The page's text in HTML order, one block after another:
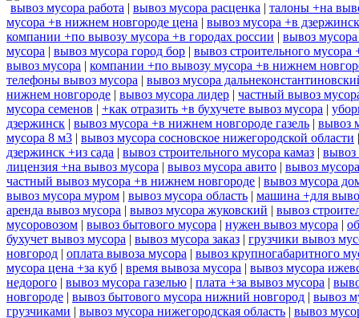
вывоз мусора работа | вывоз мусора расценка | талоны +на
мусора +в нижнем новгороде цена | вывоз мусора +в
компании +по вывозу мусора +в городах россии | вывоз мусора
мусора | вывоз мусора город бор | вывоз строительного мусора
вывоз мусора | компании +по вывозу мусора +в нижнем
телефоны вывоз мусора | вывоз мусора
нижнем новгороде | вывоз мусора лидер | частный вывоз
мусора семенов | +как отразить +в бухучете вывоз мусора |
дзержинск | вывоз мусора +в нижнем новгороде газель | вывоз
мусора 8 м3 | вывоз мусора сосновское нижегородской области
дзержинск +из сада | вывоз строительного мусора камаз | вывоз
лицензия +на вывоз мусора | вывоз мусора авито | вывоз
частный вывоз мусора +в нижнем новгороде | вывоз мусора
вывоз мусора муром | вывоз мусора область | машина +для
аренда вывоз мусора | вывоз мусора жуковский | вывоз
мусоровозом | вывоз бытового мусора | нужен вывоз мусора |
бухучет вывоз мусора | вывоз мусора заказ | грузчики вывоз
новгород | оплата вывоза мусора | вывоз крупногабаритного
мусора цена +за куб | время вывоза мусора | вывоз мусора
недорого | вывоз мусора газелью | плата +за вывоз мусора |
новгороде | вывоз бытового мусора нижний новгород | вывоз
грузчиками | вывоз мусора нижегородская область | вывоз